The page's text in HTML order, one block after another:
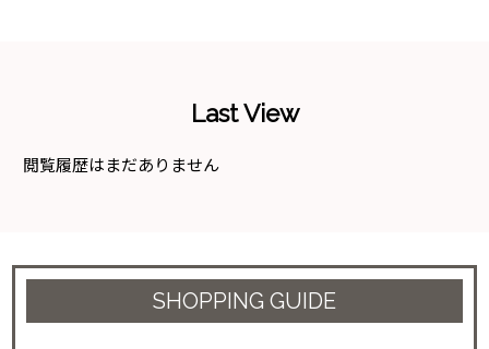
Last View
閲覧履歴はまだありません
SHOPPING GUIDE